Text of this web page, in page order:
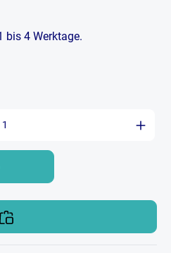
bis 4 Werktage.
gewünschten Wert